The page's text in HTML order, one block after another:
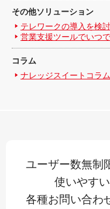
その他ソリューション
テレワークの導入を検
営業支援ツールでいつ
コラム
ナレッジスイートコラム
ユーザー数無制
使いやす
各種お問い合わ